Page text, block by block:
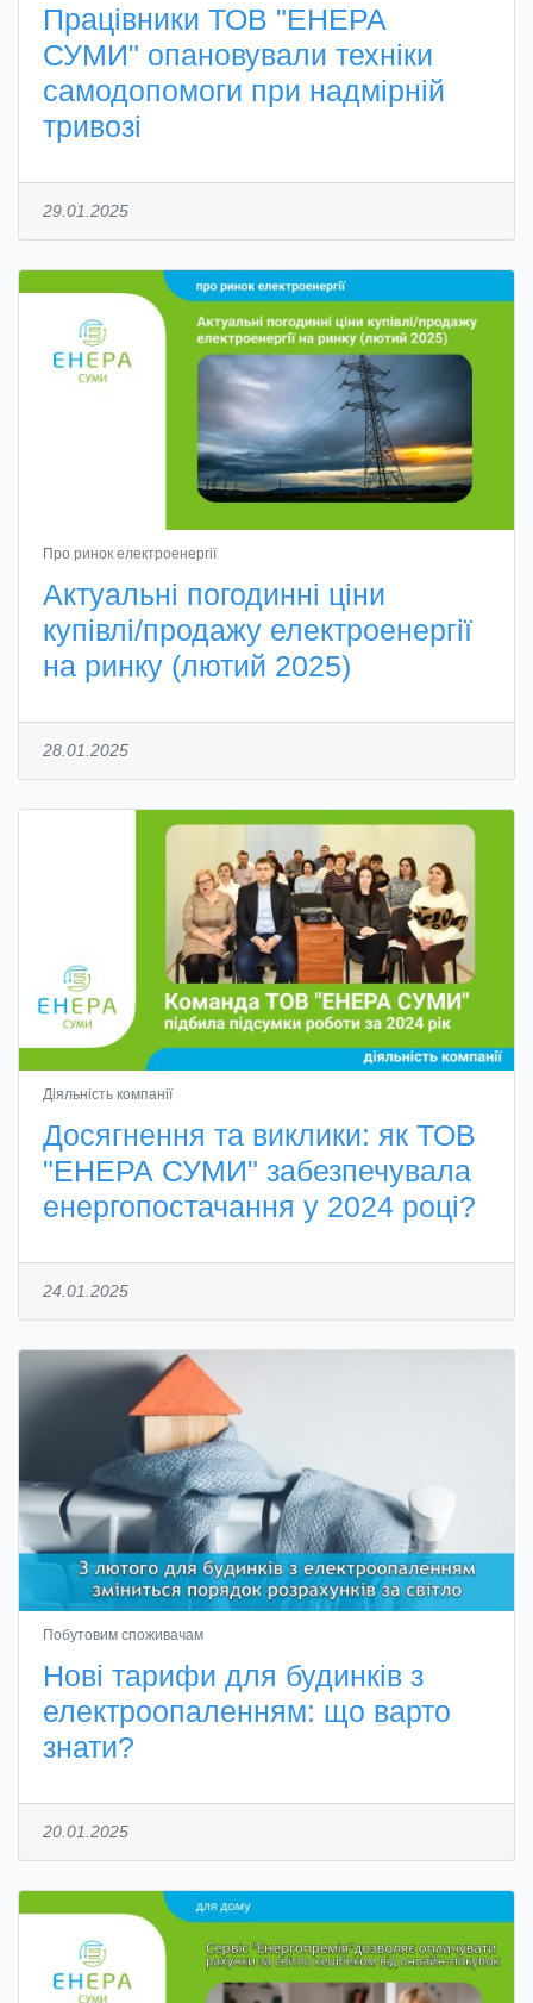
Працівники ТОВ "ЕНЕРА
СУМИ" опановували техніки
самодопомоги при надмірній
тривозі
29.01.2025
Про ринок електроенергії
Актуальні погодинні ціни
купівлі/продажу електроенергії
на ринку (лютий 2025)
28.01.2025
Діяльність компанії
Досягнення та виклики: як ТОВ
"ЕНЕРА СУМИ" забезпечувала
енергопостачання у 2024 році?
24.01.2025
Побутовим споживачам
Нові тарифи для будинків з
електроопаленням: що варто
знати?
20.01.2025